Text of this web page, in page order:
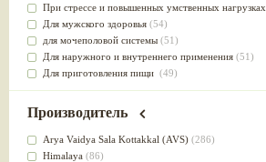
При стрессе и повышенных умственных нагрузках
Для мужского здоровья (54)
для мочеполовой системы (51)
Для наружного и внутреннего применения (51)
Для приготовления пищи (49)
от инфекций мочеполовой системы(49)
для суставов
Лечит опухоли и отеки(46)
Для медитации
Производитель
Arya Vaidya Sala Kottakkal (AVS) (286)
Himalaya (86)